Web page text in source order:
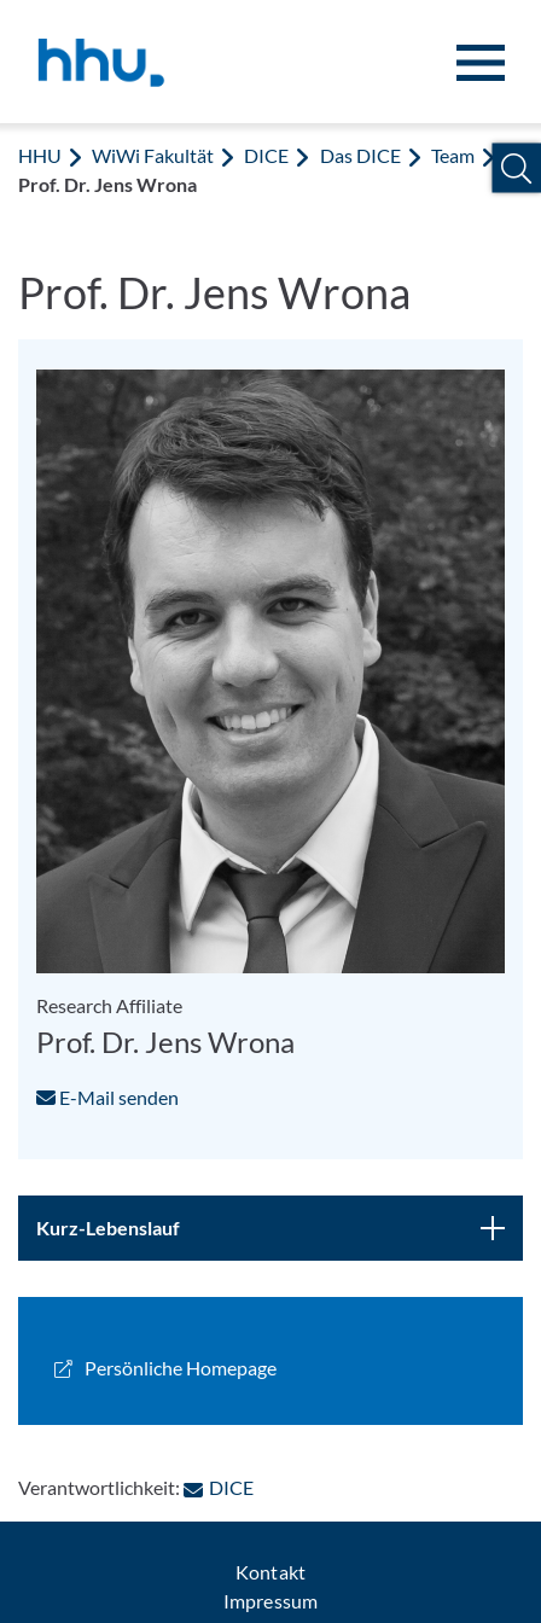
HHU WiWi Fakultät DICE Das DICE
Team
Prof. Dr. Jens Wrona
Prof. Dr. Jens Wrona
Research Affiliate
Prof. Dr. Jens Wrona
E-Mail senden
Kurz-Lebenslauf
Persönliche Homepage
Verantwortlichkeit: DICE: Per E-Mail kontaktieren
Kontakt
Impressum